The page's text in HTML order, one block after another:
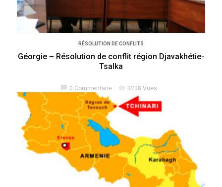
RÉSOLUTION DE CONFLITS
Géorgie – Résolution de conflit région Djavakhétie-
Tsalka
chat_bubble 0 Commentaire visibility 3208 Vues